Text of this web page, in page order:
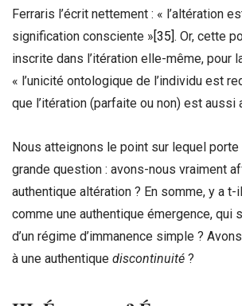
Ferraris l’écrit nettement : « l’altération
signification consciente »[35]. Or, cette
inscrite dans l’itération elle-même, pour
« l’unicité ontologique de l’individu est
que l’itération (parfaite ou non) est aussi
Nous atteignons le point sur lequel
grande question : avons-nous vraiment
authentique altération ? En somme, y a
comme une authentique émergence, qui
d’un régime d’immanence simple ?
à une authentique discontinuité ?